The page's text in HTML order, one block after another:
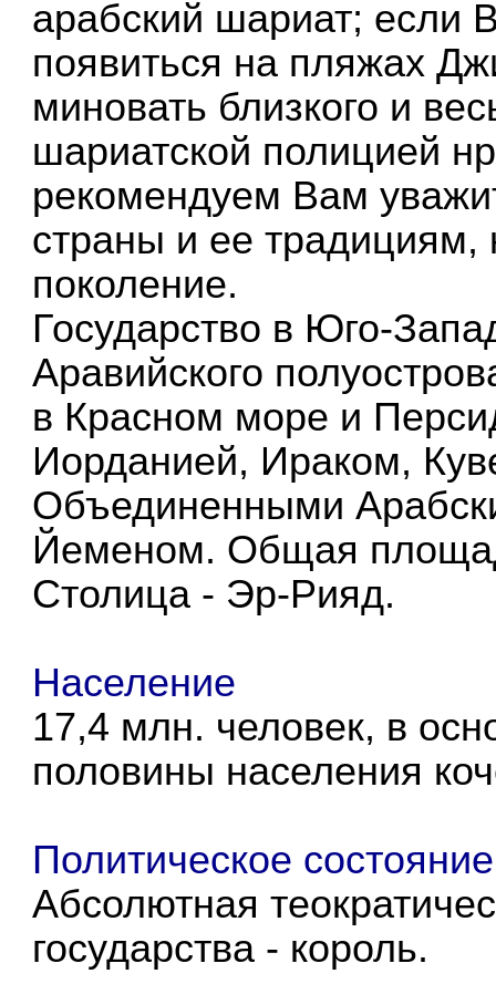
арабский шариат; если
появиться на пляжах
миновать близкого и
шариатской полицией
рекомендуем Вам
страны и ее традициям,
поколение.
Государство в Юго-
Аравийского
в Красном море и
Иорданией, Ираком,
Объединенными
Йеменом. Общая
Столица - Эр-Рияд.
Население
17,4 млн. человек, в
половины населения
Политическое состояние
Абсолютная
государства - король.